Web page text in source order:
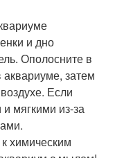
и дно
Ополосните в
затем
Если
мягкими из-за
химическим